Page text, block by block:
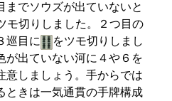
でソウズが出ていないと
モ切りしました。２つ目の
巡目に
をツモ切りしまし
が出ていない河に４や６を
意しましょう。手からでは
ときは一気通貫の手牌構成